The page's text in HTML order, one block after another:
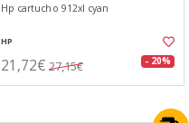
Hp cartucho 912xl cyan
HP
21,72€ 27,15€ - 20%